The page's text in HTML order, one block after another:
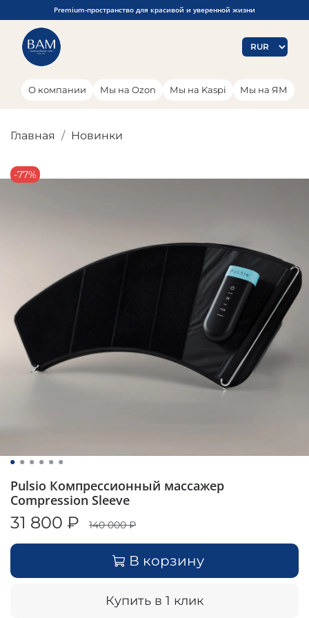
Premium-пространство для красивой и уверенной жизни
О компании Мы на Ozon Мы на Kaspi Мы на ЯМ
Главная Новинки
-77%
Pulsio Компрессионный массажер
Compression Sleeve
31 800 ₽ 140 000 ₽
В корзину
Купить в 1 клик